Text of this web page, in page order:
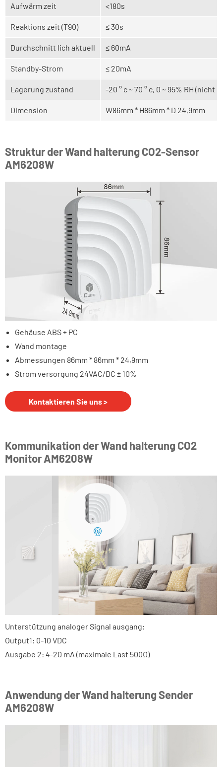
Aufwärm zeit <180s
Reaktions zeit (T90) ≤ 30s
Durchschnitt lich aktuell ≤ 60mA
Standby-Strom ≤ 20mA
Lagerung zustand -20 ° c ~ 70 ° c, 0 ~ 95% RH
Dimension W86mm * H86mm * D 24,9mm
Struktur der Wand halterung CO2-Sensor
AM6208W
Gehäuse ABS + PC
Wand montage
Abmessungen 86mm * 86mm * 24,9mm
Strom versorgung 24VAC/DC ± 10%
Kontaktieren Sie uns >
Kommunikation der Wand halterung CO2
Monitor AM6208W
Unterstützung analoger Signal ausgang:
Output1: 0-10 VDC
Ausgabe 2: 4-20 mA (maximale Last 500Ω)
Anwendung der Wand halterung Sender
AM6208W